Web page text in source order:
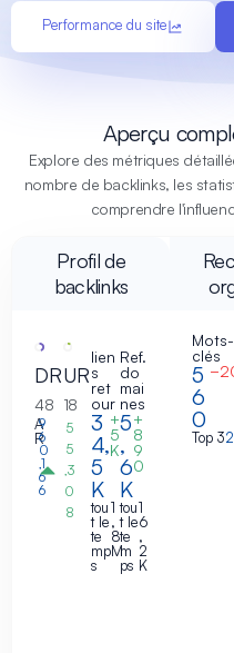
Performance du site
Aperçu
Explore des métriques
nombre de backlinks, les
comprendre
Profil de
backlinks
DR
48
A
R
9
6
0
,1
6
6
5
5
,3
0
8
UR
18
lien
s
ret
our
3
4,
5
K
+
5
K
tou
t le
te
mp
s
1
,
8
M
Ref.
do
mai
nes
5
,
6
K
+
8
9
0
tou
t le
te
m
ps
1
6
,
2
K
Mots-
clés
5
6
0
Top 32